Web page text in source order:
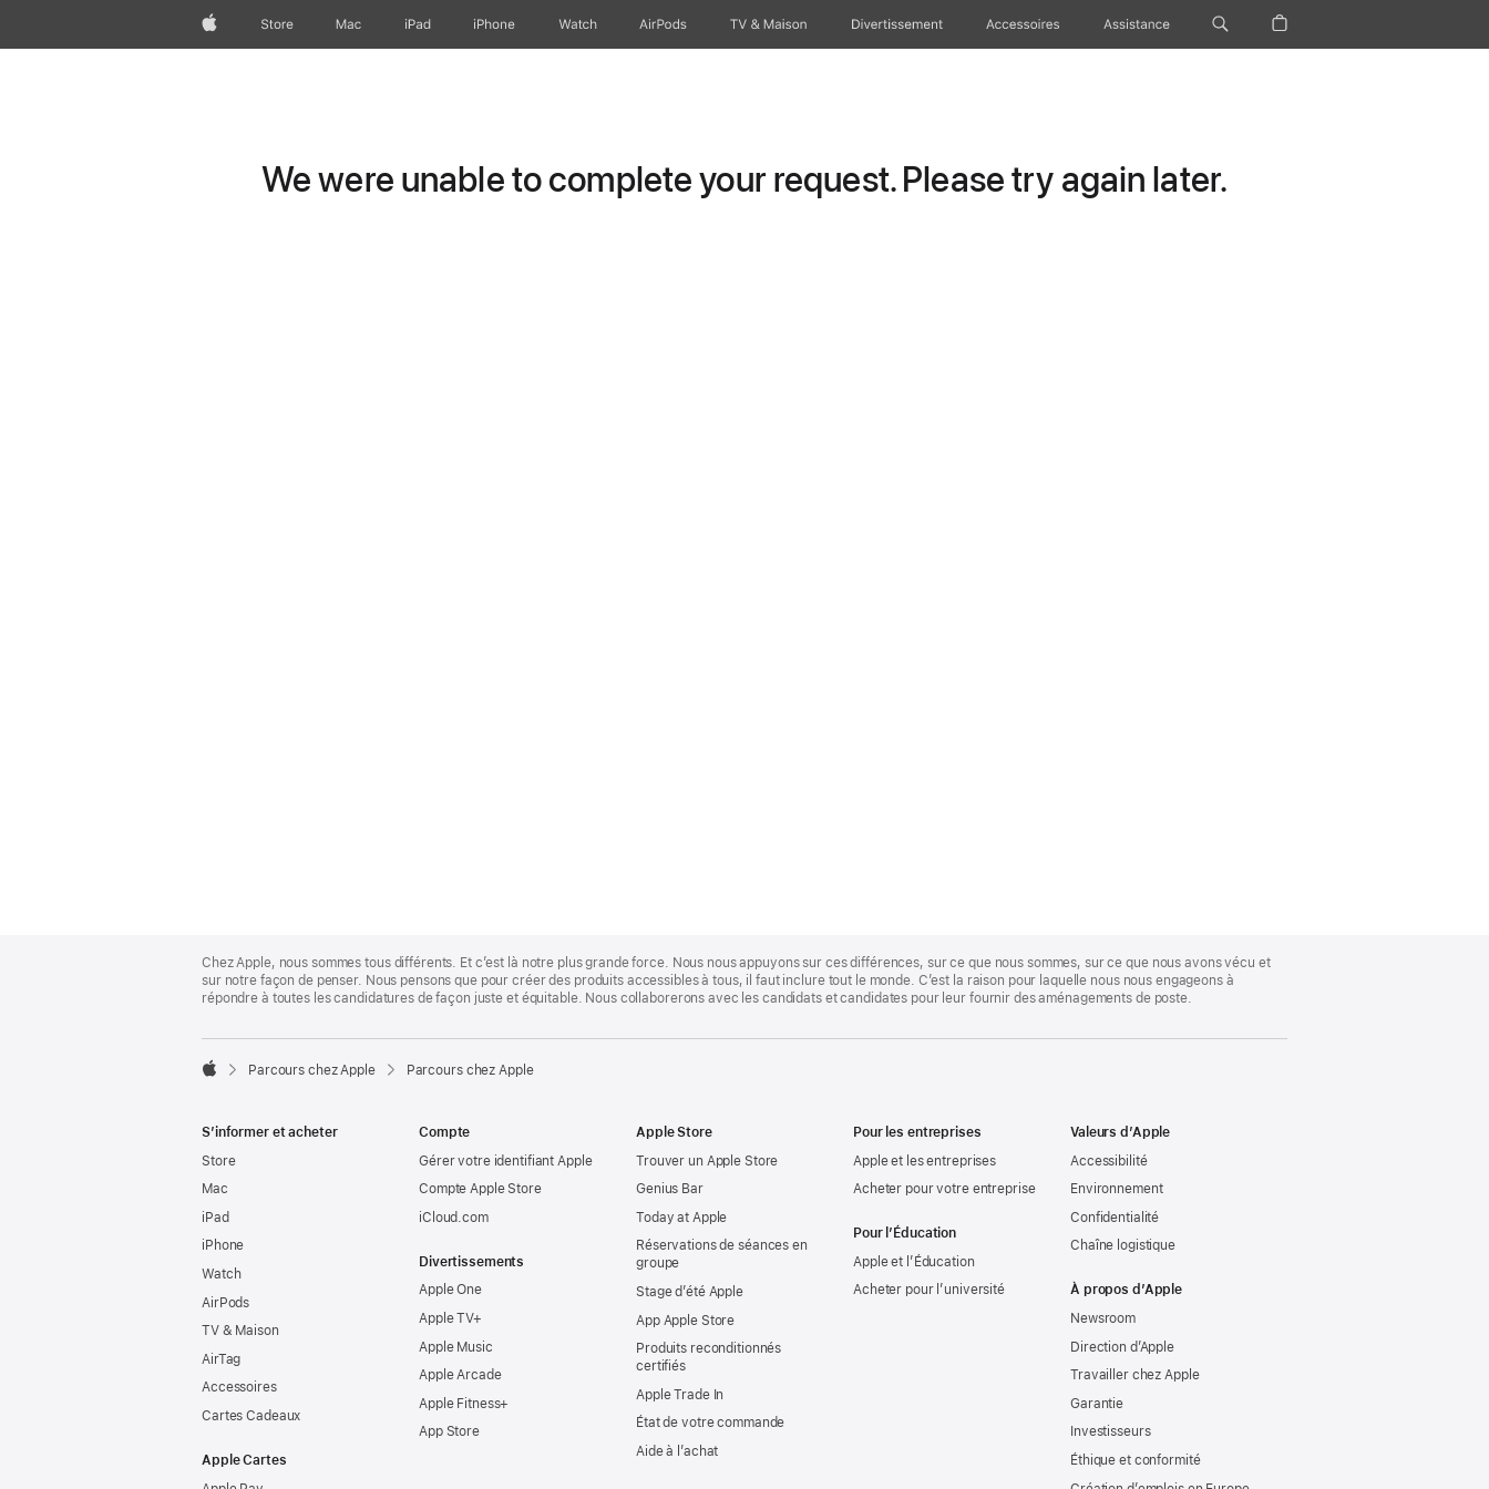
AppleStore Mac iPad iPhone Watch AirPods TV & Maison Divertissements Accessoires Assistance
We were unable to complete your request. Please try again later.
Footer
Chez Apple, nous sommes tous différents. Et c’est là notre plus grande force. Nous nous appuyons sur ces différences, sur ce que nous sommes, sur ce que nous avons vécu et
sur notre façon de penser. Nous pensons que pour créer des produits accessibles à tous, il faut inclure tout le monde. C’est la raison pour laquelle nous nous engageons à
répondre à toutes les candidatures de façon juste et équitable. Nous collaborerons avec les candidats et candidates pour leur fournir des aménagements de poste.

Parcours chez Apple Parcours chez Apple
S’informer et acheter
Store
Mac
iPad
iPhone
Watch
AirPods
TV & Maison
AirTag
Accessoires
Cartes Cadeaux
Apple Cartes
Compte
Gérer votre identifiant Apple
Compte Apple Store
iCloud.com
Divertissements
Apple One
Apple TV+
Apple Music
Apple Arcade
Apple Fitness+
App Store
Apple Store
Trouver un Apple Store
Genius Bar
Today at Apple
Réservations de séances en
groupe
Stage d’été Apple
App Apple Store
Produits reconditionnés
certifiés
Apple Trade In
État de votre commande
Aide à l’achat
Pour les entreprises
Apple et les entreprises
Acheter pour votre entreprise
Pour l’Éducation
Apple et l’Éducation
Acheter pour l’université
Valeurs d’Apple
Accessibilité
Environnement
Confidentialité
Chaîne logistique
À propos d’Apple
Newsroom
Direction d’Apple
Travailler chez Apple
Garantie
Investisseurs
Éthique et conformité